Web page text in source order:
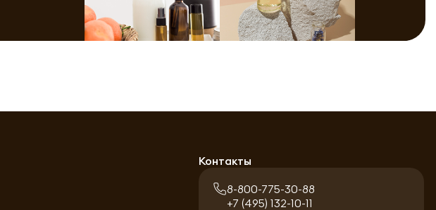
Контакты
8-800-775-30-88
+7 (495) 132-10-11